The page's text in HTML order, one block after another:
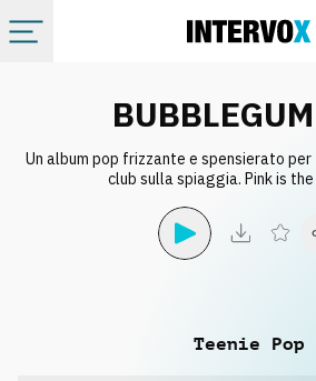
Album
Un album pop frizzante e spensierato
club sulla spiaggia. Pink is
Teenie Pop